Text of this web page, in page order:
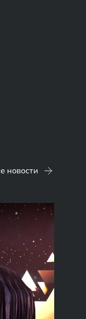
новости